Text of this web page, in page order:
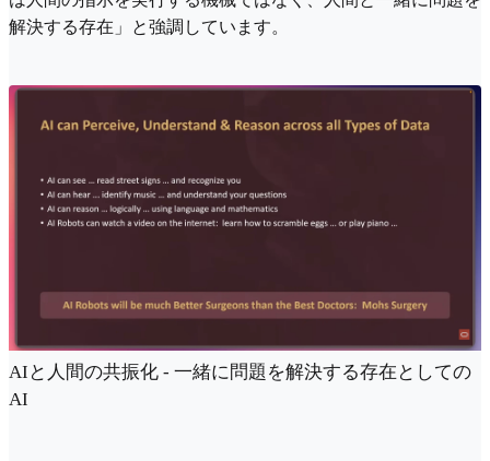
解決する存在」と強調しています。
AIと人間の共振化 - 一緒に問題を解決する存在としての
AI